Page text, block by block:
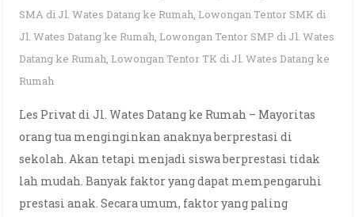
SMA di Jl. Wates Datang ke Rumah, Lowongan Tentor SMK di
Jl. Wates Datang ke Rumah, Lowongan Tentor SMP di Jl. Wates
Datang ke Rumah, Lowongan Tentor TK di Jl. Wates Datang ke
Rumah
Les Privat di Jl. Wates Datang ke Rumah – Mayoritas
orang tua menginginkan anaknya berprestasi di
sekolah. Akan tetapi menjadi siswa berprestasi tidak
lah mudah. Banyak faktor yang dapat mempengaruhi
prestasi anak. Secara umum, faktor yang paling